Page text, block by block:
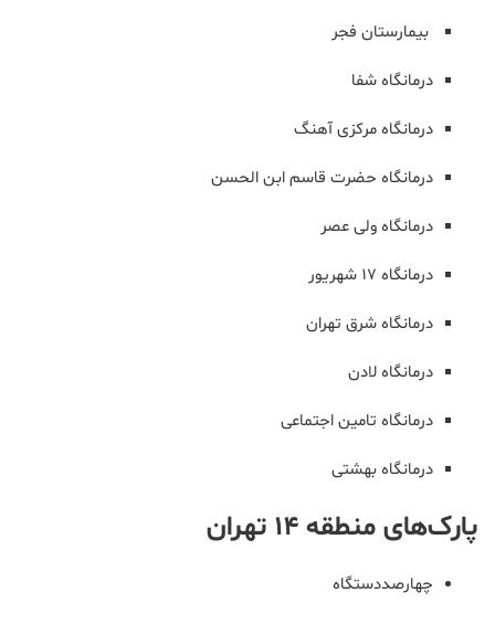
بیمارستان فجر
درمانگاه شفا
درمانگاه مرکزی آهنگ
درمانگاه حضرت قاسم ابن الحسن
درمانگاه ولی عصر
درمانگاه ١٧ شهریور
درمانگاه شرق تهران
درمانگاه لادن
درمانگاه تامین اجتماعی
درمانگاه بهشتی
پارک‌های منطقه 14 تهران
چهارصددستگاه